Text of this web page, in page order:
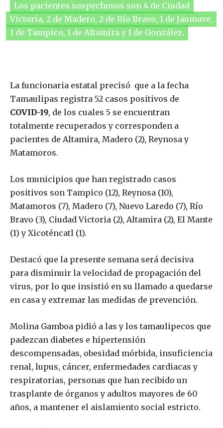
Los pacientes sospechosos son 4 de Ciudad
Victoria, 2 de Madero, 2 de Río Bravo, 1 de Jaumave,
1 de Tampico, 1 de Altamira y 1 de González.
La funcionaria estatal precisó que a la fecha
Tamaulipas registra 52 casos positivos de
COVID-19, de los cuales 5 se encuentran
totalmente recuperados y corresponden a
pacientes de Altamira, Madero (2), Reynosa y
Matamoros.
Los municipios que han registrado casos
positivos son Tampico (12), Reynosa (10),
Matamoros (7), Madero (7), Nuevo Laredo (7), Río
Bravo (3), Ciudad Victoria (2), Altamira (2), El Mante
(1) y Xicoténcatl (1).
Destacó que la presente semana será decisiva
para disminuir la velocidad de propagación del
virus, por lo que insistió en su llamado a quedarse
en casa y extremar las medidas de prevención.
Molina Gamboa pidió a las y los tamaulipecos que
padezcan diabetes e hipertensión
descompensadas, obesidad mórbida, insuficiencia
renal, lupus, cáncer, enfermedades cardiacas y
respiratorias, personas que han recibido un
trasplante de órganos y adultos mayores de 60
años, a mantener el aislamiento social estricto.